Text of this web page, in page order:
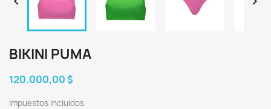
BIKINI PUMA
120.000,00 $
Impuestos incluidos